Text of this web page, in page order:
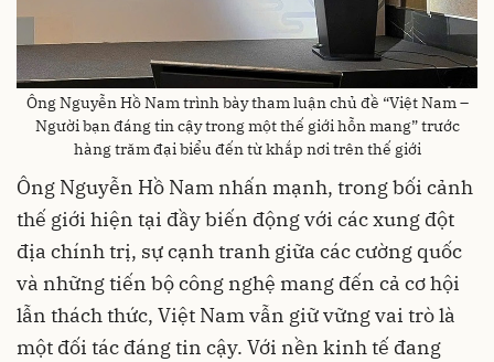
Ông Nguyễn Hồ Nam trình bày tham luận chủ đề “Việt Nam –
Người bạn đáng tin cậy trong một thế giới hỗn mang” trước
hàng trăm đại biểu đến từ khắp nơi trên thế giới
Ông Nguyễn Hồ Nam nhấn mạnh, trong bối cảnh
thế giới hiện tại đầy biến động với các xung đột
địa chính trị, sự cạnh tranh giữa các cường quốc
và những tiến bộ công nghệ mang đến cả cơ hội
lẫn thách thức, Việt Nam vẫn giữ vững vai trò là
một đối tác đáng tin cậy. Với nền kinh tế đang